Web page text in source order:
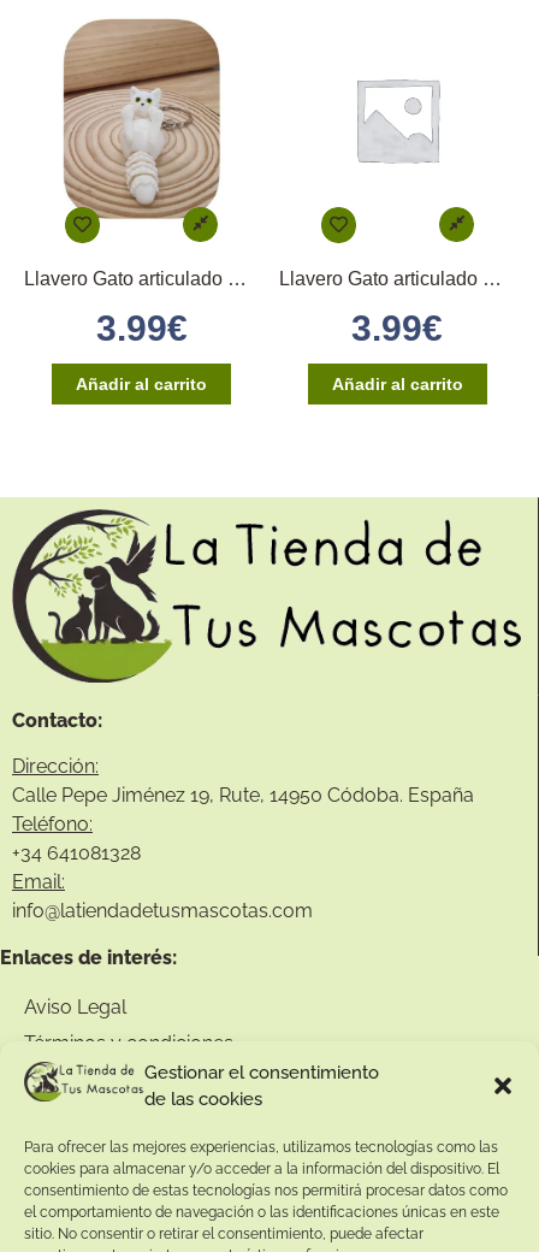
Gestionar el consentimiento
de las cookies
Para ofrecer las mejores experiencias, utilizamos tecnologías como las
cookies para almacenar y/o acceder a la información del dispositivo. El
consentimiento de estas tecnologías nos permitirá procesar datos como
el comportamiento de navegación o las identificaciones únicas en este
sitio. No consentir o retirar el consentimiento, puede afectar
Llavero Gato articulado Panza Arriba Blanco
3.99€
Añadir al carrito
Llavero Gato articulado Gris Oscuro y Blanco
3.99€
Añadir al carrito
Contacto:
Dirección:
Calle Pepe Jiménez 19, Rute, 14950 Códoba. España
Teléfono:
+34 641081328
Email:
info@latiendadetusmascotas.com
Enlaces de interés:
Aviso Legal
Términos y condiciones
Política de privacidad
Política de cookies